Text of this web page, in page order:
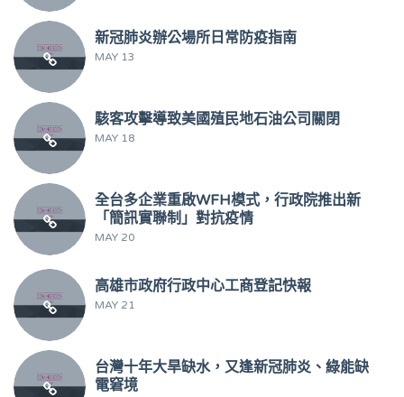
新冠肺炎辦公場所日常防疫指南
MAY 13
駭客攻擊導致美國殖民地石油公司關閉
MAY 18
全台多企業重啟WFH模式，行政院推出新
「簡訊實聯制」對抗疫情
MAY 20
高雄市政府行政中心工商登記快報
MAY 21
台灣十年大旱缺水，又逢新冠肺炎、綠能缺
電窘境